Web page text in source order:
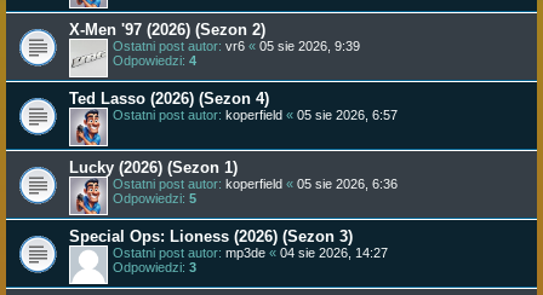
X-Men '97 (2026) (Sezon 2)
Ostatni post autor: vr6 « 05 sie 2026, 9:39
Odpowiedzi: 4
Ted Lasso (2026) (Sezon 4)
Ostatni post autor: koperfield « 05 sie 2026, 6:57
Lucky (2026) (Sezon 1)
Ostatni post autor: koperfield « 05 sie 2026, 6:36
Odpowiedzi: 5
Special Ops: Lioness (2026) (Sezon 3)
Ostatni post autor: mp3de « 04 sie 2026, 14:27
Odpowiedzi: 3